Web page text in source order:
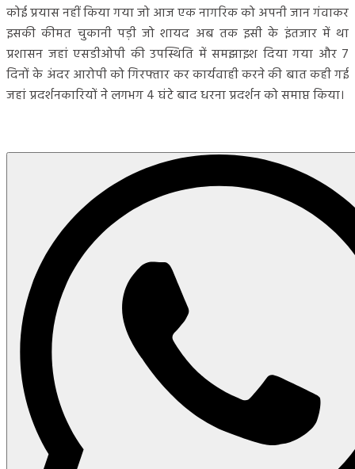
कोई प्रयास नहीं किया गया जो आज एक नागरिक को अपनी जान गंवाकर
इसकी कीमत चुकानी पड़ी जो शायद अब तक इसी के इंतजार में था
प्रशासन जहां एसडीओपी की उपस्थिति में समझाइश दिया गया और 7
दिनों के अंदर आरोपी को गिरफ्तार कर कार्यवाही करने की बात कही गई
जहां प्रदर्शनकारियों ने लगभग 4 घंटे बाद धरना प्रदर्शन को समाप्त किया।